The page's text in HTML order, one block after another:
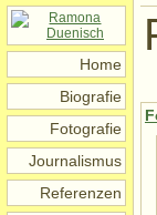
Home
Biografie
Fotografie
Journalismus
Referenzen